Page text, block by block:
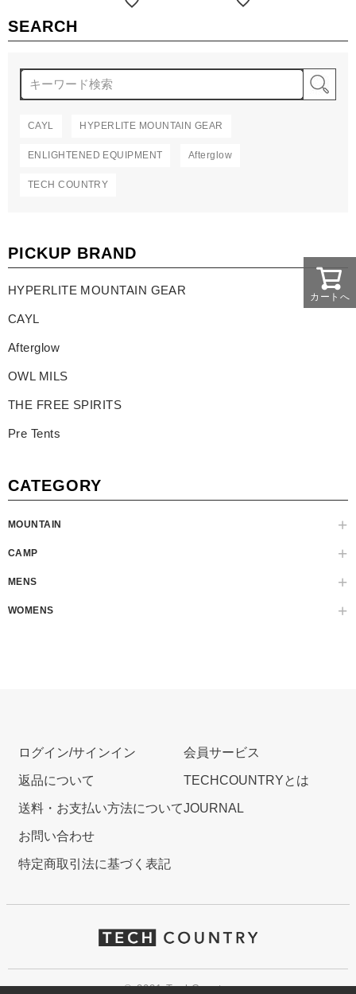
SEARCH
CAYL HYPERLITE MOUNTAIN GEAR
ENLIGHTENED EQUIPMENT Afterglow
TECH COUNTRY
PICKUP BRAND
HYPERLITE MOUNTAIN GEAR
CAYL
Afterglow
OWL MILS
THE FREE SPIRITS
Pre Tents
CATEGORY
MOUNTAIN
CAMP
MENS
WOMENS
カートへ
ログイン/サインイン
返品について
送料・お支払い方法について
お問い合わせ
特定商取引法に基づく表記
会員サービス
TECHCOUNTRYとは
JOURNAL
© 2021 TechCountry